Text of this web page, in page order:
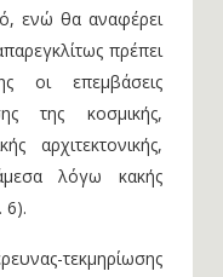
ενώ θα αναφέρει
πρέπει
οι επεμβάσεις
της κοσμικής,
αρχιτεκτονικής,
λόγω κακής
6).
τεκμηρίωσης